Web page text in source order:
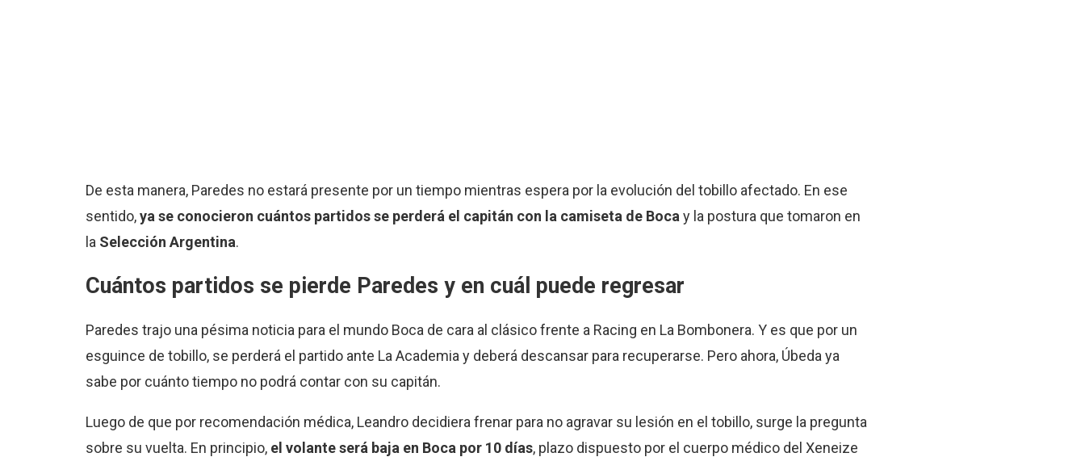
De esta manera, Paredes no estará presente por un tiempo mientras espera por la evolución del tobillo afectado. En ese
sentido,ya se conocieron cuántos partidos se perderá el capitán con la camiseta de Boca y la postura que tomaron en
la Selección Argentina.
Cuántos partidos se pierde Paredes y en cuál puede regresar
Paredes trajo una pésima noticia para el mundo Boca de cara al clásico frente a Racing en La Bombonera. Y es que por un
esguince de tobillo, se perderá el partido ante La Academia y deberá descansar para recuperarse. Pero ahora, Úbeda ya
sabe por cuánto tiempo no podrá contar con su capitán.
Luego de que por recomendación médica, Leandro decidiera frenar para no agravar su lesión en el tobillo, surge la pregunta
sobre su vuelta. En principio, el volante será baja en Boca por 10 días, plazo dispuesto por el cuerpo médico del Xeneize